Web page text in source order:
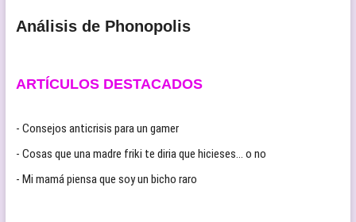
Análisis de Phonopolis
ARTÍCULOS DESTACADOS
- Consejos anticrisis para un gamer
- Cosas que una madre friki te diria que hicieses… o no
- Mi mamá piensa que soy un bicho raro